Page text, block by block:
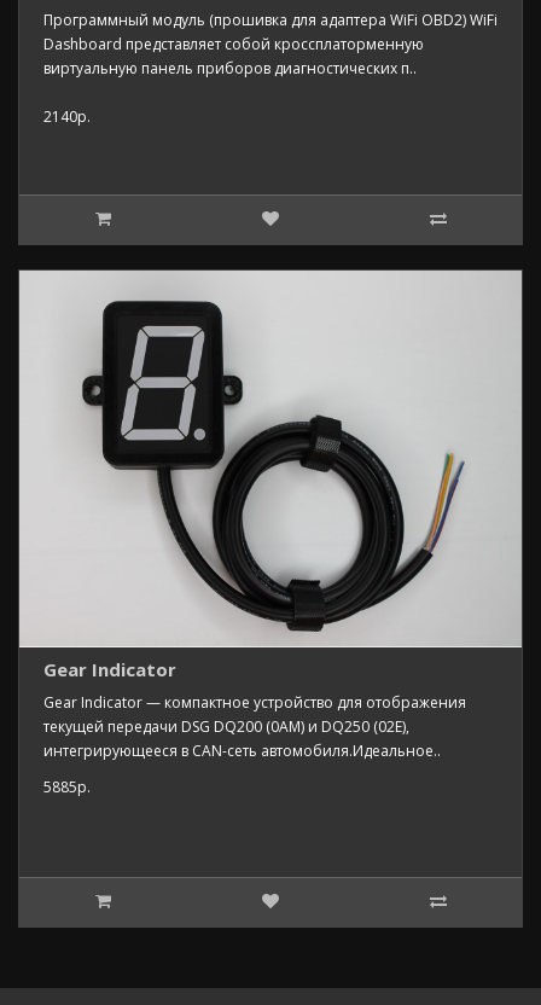
Программный модуль (прошивка для адаптера WiFi OBD2) WiFi
Dashboard представляет собой кроссплаторменную
виртуальную панель приборов диагностических п..
2140р.
Gear Indicator
Gear Indicator — компактное устройство для отображения
текущей передачи DSG DQ200 (0AM) и DQ250 (02E),
интегрирующееся в CAN-сеть автомобиля.Идеальное..
5885р.